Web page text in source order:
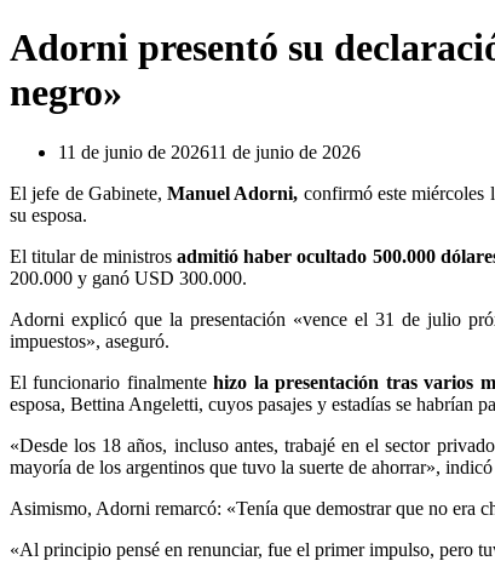
Adorni presentó su
negro»
11 de junio de 202611 de junio de 2026
El jefe de Gabinete,Manuel Adorni, confirmó este miércoles
su esposa.
El titular de ministros admitió haber ocultado 500.000
200.000 y ganó USD 300.000.
Adorni explicó que la presentación «vence el 31 de julio
impuestos», aseguró.
El funcionario finalmentehizo la presentación tras varios
esposa, Bettina Angeletti, cuyos pasajes y estadías se
«Desde los 18 años, incluso antes, trabajé en el sector
mayoría de los argentinos que tuvo la suerte de ahorrar»,
Asimismo, Adorni remarcó: «Tenía que demostrar que no era
«Al principio pensé en renunciar, fue el primer impulso, pero